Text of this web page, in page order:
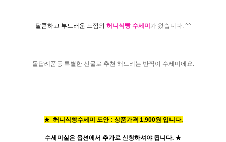
달콤하고 부드러운 느낌의 허니식빵 수세미가 왔습니다. ^^
돌답례품등 특별한 선물로 추천 해드리는 반짝이 수세미에요.
★ 허니식빵수세미 도안 : 상품가격 1,900원 입니다.
수세미실은 옵션에서 추가로 신청하셔야 됩니다. ★